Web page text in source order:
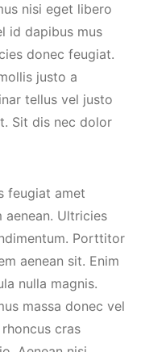
nisi eget libero
id dapibus mus
donec feugiat.
justo a
tellus vel justo
Sit dis nec dolor
feugiat amet
Ultricies
Porttitor
aenean sit. Enim
nulla magnis.
massa donec vel
cras